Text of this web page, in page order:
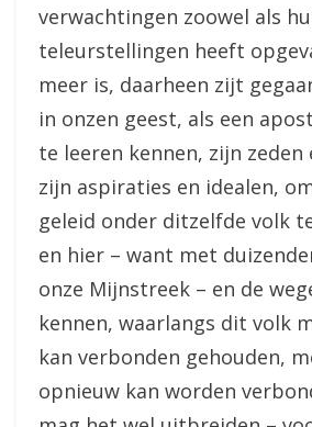
verwachtingen zoowel als
teleurstellingen heeft
meer is, daarheen zijt
in onzen geest, als een
te leeren kennen, zijn zeden
zijn aspiraties en idealen,
geleid onder ditzelfde volk
en hier – want met
onze Mijnstreek – en de
kennen, waarlangs dit volk
kan verbonden gehouden,
opnieuw kan worden